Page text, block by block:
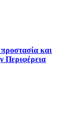
και
Περιφέρεια